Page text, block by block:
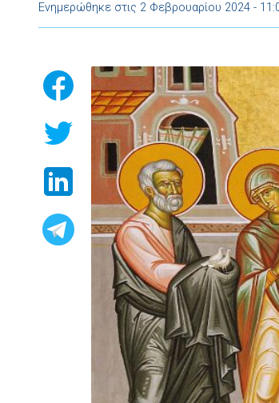
Ενημερώθηκε στις 2 Φεβρουαρίου 2024 -